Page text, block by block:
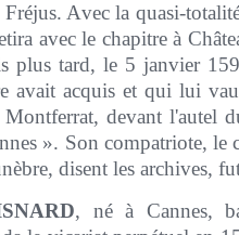
Avec la quasi-
avec le chapitre à
plus tard, le 5 janvier
avait acquis et qui lui
Montferrat, devant l'autel
». Son compatriote,
disent les archives,
, né à Cannes,